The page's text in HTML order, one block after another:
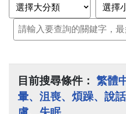
目前搜尋條件： 繁體
暈、沮喪、煩躁、說